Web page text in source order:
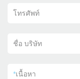
โทรศัพท์
ชื่อ บริษัท
*เนื้อหา